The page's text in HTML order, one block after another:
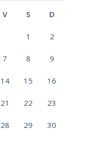
V S D
1 2
7 8 9
14 15 16
21 22 23
28 29 30